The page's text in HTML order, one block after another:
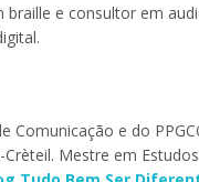
braille e consultor em
Comunicação e do
Mestre em